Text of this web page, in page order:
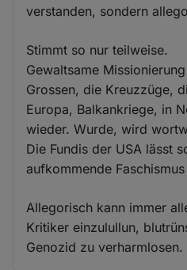
verstanden, sondern
Stimmt so nur teilweise.
Gewaltsame
Grossen, die Kreuzzüge,
Europa, Balkankriege, in
wieder. Wurde, wird
Die Fundis der USA lässt
aufkommende
Allegorisch kann immer
Kritiker einzulullun,
Genozid zu verharmlosen.